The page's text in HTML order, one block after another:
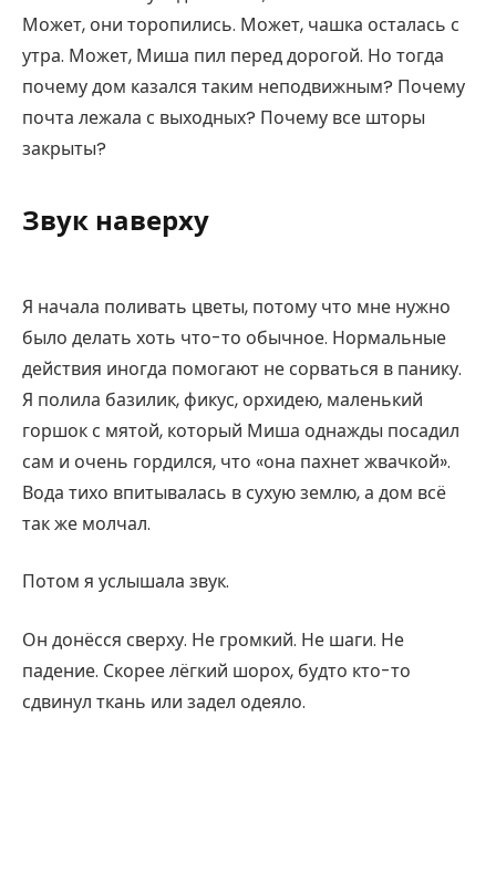
Может, они торопились. Может, чашка осталась с
утра. Может, Миша пил перед дорогой. Но тогда
почему дом казался таким неподвижным? Почему
почта лежала с выходных? Почему все шторы
закрыты?
Звук наверху
Я начала поливать цветы, потому что мне нужно
было делать хоть что-то обычное. Нормальные
действия иногда помогают не сорваться в панику.
Я полила базилик, фикус, орхидею, маленький
горшок с мятой, который Миша однажды посадил
сам и очень гордился, что «она пахнет жвачкой».
Вода тихо впитывалась в сухую землю, а дом всё
так же молчал.
Потом я услышала звук.
Он донёсся сверху. Не громкий. Не шаги. Не
падение. Скорее лёгкий шорох, будто кто-то
сдвинул ткань или задел одеяло.